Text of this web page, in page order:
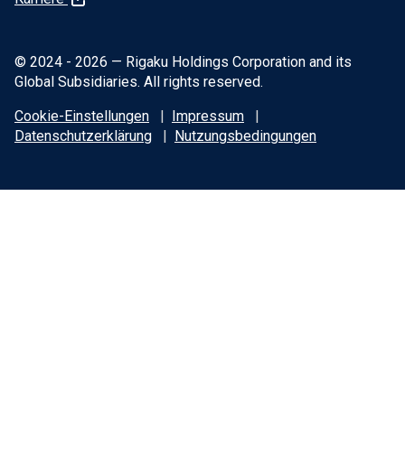
© 2024 - 2026 — Rigaku Holdings Corporation and its
Global Subsidiaries. All rights reserved.
Cookie-Einstellungen
Impressum
Datenschutzerklärung
Nutzungsbedingungen